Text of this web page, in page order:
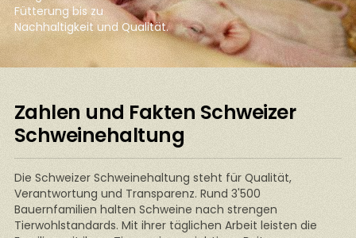
Fütterung bis zu
Nachhaltigkeit und Qualität.
Zahlen und Fakten Schweizer
Schweinehaltung
Die Schweizer Schweinehaltung steht für Qualität,
Verantwortung und Transparenz. Rund 3'500
Bauernfamilien halten Schweine nach strengen
Tierwohlstandards. Mit ihrer täglichen Arbeit leisten die